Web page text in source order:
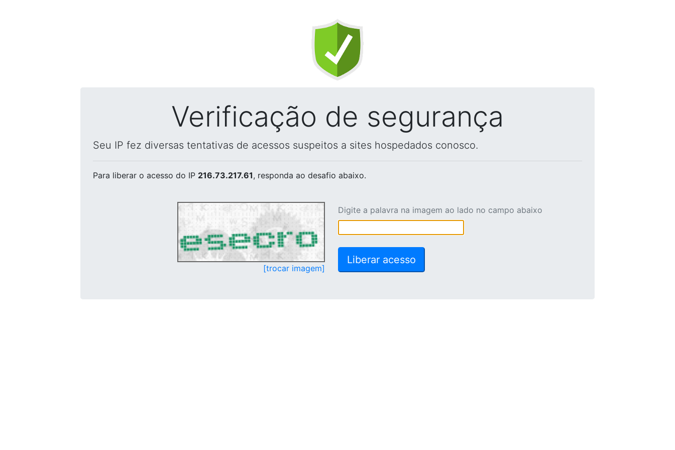
Verificação de segurança
Seu IP fez diversas tentativas de acessos suspeitos a sites hospedados conosco.
Para liberar o acesso do IP 216.73.217.61, responda ao desafio abaixo.
[trocar imagem]
Digite a palavra na imagem ao lado no campo abaixo